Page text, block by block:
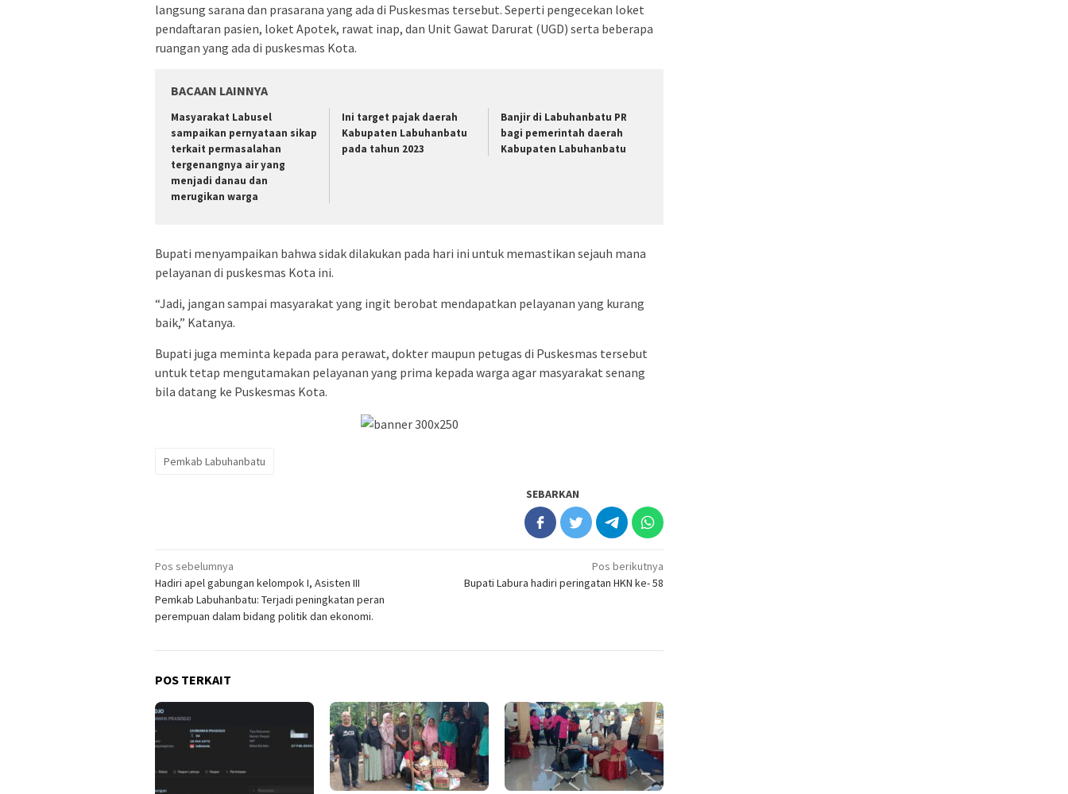
langsung sarana dan prasarana yang ada di Puskesmas tersebut. Seperti pengecekan loket
pendaftaran pasien, loket Apotek, rawat inap, dan Unit Gawat Darurat (UGD) serta beberapa
ruangan yang ada di puskesmas Kota.
BACAAN LAINNYA
Masyarakat Labusel
sampaikan pernyataan sikap
terkait permasalahan
tergenangnya air yang
menjadi danau dan
merugikan warga
Ini target pajak daerah
Kabupaten Labuhanbatu
pada tahun 2023
Banjir di Labuhanbatu PR
bagi pemerintah daerah
Kabupaten Labuhanbatu
Bupati menyampaikan bahwa sidak dilakukan pada hari ini untuk memastikan sejauh mana
pelayanan di puskesmas Kota ini.
“Jadi, jangan sampai masyarakat yang ingit berobat mendapatkan pelayanan yang kurang
baik,” Katanya.
Bupati juga meminta kepada para perawat, dokter maupun petugas di Puskesmas tersebut
untuk tetap mengutamakan pelayanan yang prima kepada warga agar masyarakat senang
bila datang ke Puskesmas Kota.
Pemkab Labuhanbatu
SEBARKAN
Navigasi
pos
Pos sebelumnya
Hadiri apel gabungan kelompok I, Asisten III
Pemkab Labuhanbatu: Terjadi peningkatan peran
perempuan dalam bidang politik dan ekonomi.
Pos berikutnya
Bupati Labura hadiri peringatan HKN ke- 58
POS TERKAIT